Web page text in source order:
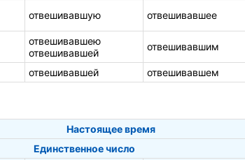
отвешивавшую отвешивавшее
отвешивавшею
отвешивавшей
отвешивавшим
отвешивавшей отвешивавшем
Настоящее время
Единственное число